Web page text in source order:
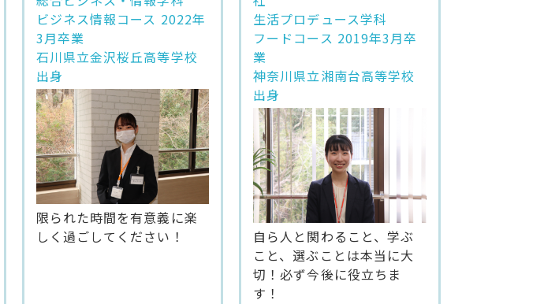
ビジネス情報コース 2022年
3月卒業
石川県立金沢桜丘高等学校
出身
限られた時間を有意義に楽
しく過ごしてください！
生活プロデュース学科
フードコース 2019年3月卒
業
神奈川県立湘南台高等学校
出身
自ら人と関わること、学ぶ
こと、選ぶことは本当に大
切！必ず今後に役立ちま
す！